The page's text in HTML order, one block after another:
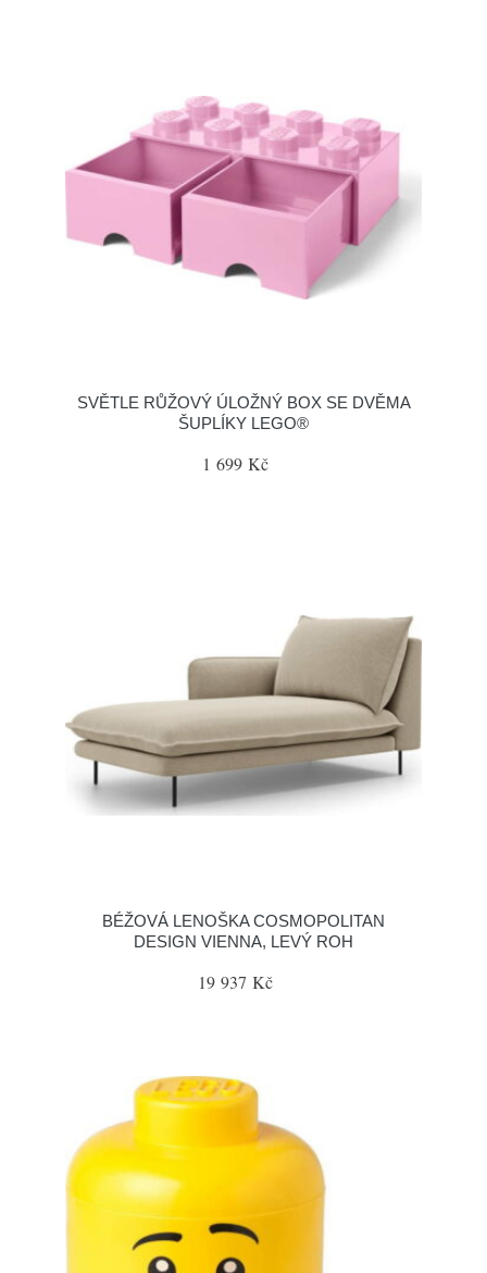
SVĚTLE RŮŽOVÝ ÚLOŽNÝ BOX SE DVĚMA
ŠUPLÍKY LEGO®
1 699 Kč
BÉŽOVÁ LENOŠKA COSMOPOLITAN
DESIGN VIENNA, LEVÝ ROH
19 937 Kč